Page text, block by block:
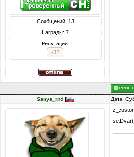
Сообщений: 13
Награды: 7
Репутация:
-32
Sanya_rnd Дата: